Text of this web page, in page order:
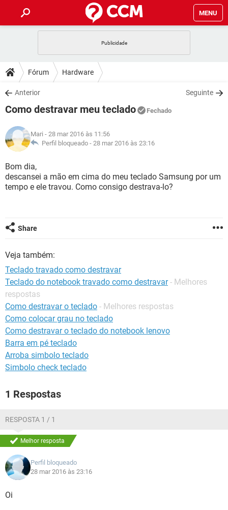
MENU
CELULAR
OUTLOOK
INSTAGRAM GMAIL
GUIA DE COMPRAS
DICAS
JOGOS
INSTAGRAM
GUIA DE COMPRAS
DOWNLOADS
JOGOS WHATSAPP
CELULAR
OUTLOOK EXCEL
INSTAGRAM
GUIA DE COMPRAS
JOGOS
CELULAR
OUTLOOK
INSTAGRAM GMAIL
GLOSSÁRIO
JOGOS
CELULAR FACEBOOK
GUIA DE COMPRAS
Fórum Hardware
Anterior Seguinte
Como destravar meu teclado Fechado
Mari - 28 mar 2016 às 11:56
Perfil bloqueado - 28 mar 2016 às 23:16
Bom dia,
descansei a mão em cima do meu teclado Samsung por um
tempo e ele travou. Como consigo destrava-lo?
Share
Veja também:
Teclado travado como destravar
Teclado do notebook travado como destravar - Melhores
respostas
Como destravar o teclado - Melhores respostas
Como colocar grau no teclado
Como destravar o teclado do notebook lenovo
Barra em pé teclado
Arroba simbolo teclado
Simbolo check teclado
1 Respostas
RESPOSTA 1 / 1
Melhor resposta
Perfil bloqueado
28 mar 2016 às 23:16
Oi